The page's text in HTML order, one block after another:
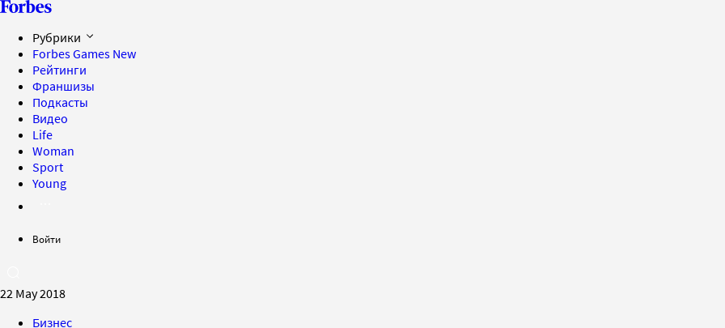
Рубрики
Forbes Games New
Рейтинги
Франшизы
Подкасты
Видео
Life
Woman
Sport
Young
Войти
22 May 2018
Бизнес